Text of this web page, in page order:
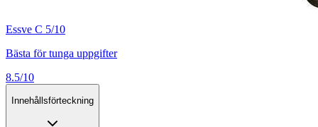
Essve C 5/10
Bästa för tunga uppgifter
8.5/10
Innehållsförteckning